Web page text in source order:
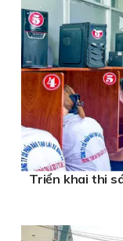
Triển khai thi